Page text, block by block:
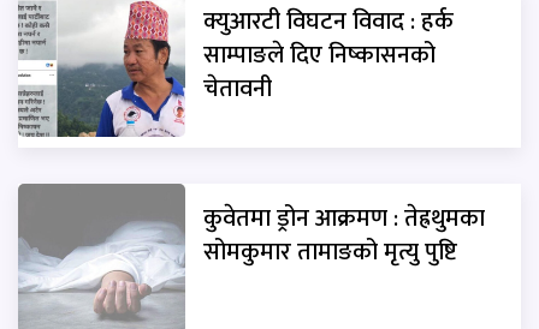
क्युआरटी विघटन विवाद : हर्क
साम्पाङले दिए निष्कासनको
चेतावनी
कुवेतमा ड्रोन आक्रमण : तेह्रथुमका
सोमकुमार तामाङको मृत्यु पुष्टि